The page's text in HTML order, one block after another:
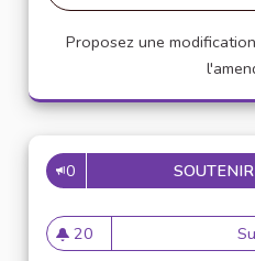
Proposez une
0 SOUTENIR
20
20 abonnés